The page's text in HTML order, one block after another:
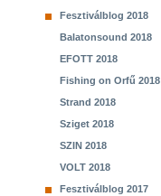
Fesztiválblog 2018
Balatonsound 2018
EFOTT 2018
Fishing on Orfű 2018
Strand 2018
Sziget 2018
SZIN 2018
VOLT 2018
Fesztiválblog 2017